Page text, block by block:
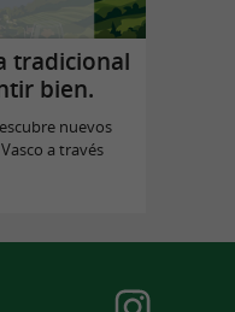
tradicional
bien.
nuevos
a través